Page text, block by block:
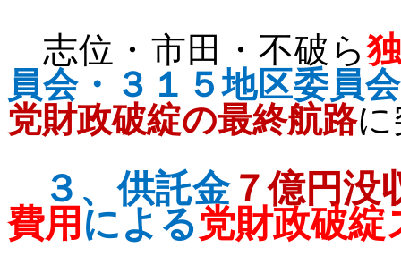
志位・市田・不破ら
員会・３１５地区委員会
党財政破綻の最終航路に
３、供託金７億円没
費用 による党財政破綻